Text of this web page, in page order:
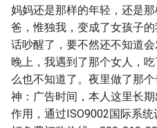
妈妈还是那样的年轻，还是
爸，惟独我，变成了女孩子
话吵醒了，要不然还不知道
晚上，我遇到了那个女人，
么也不知道了。夜里做了那
神：广告时间，本人这里长
作用，通过ISO9002国际系